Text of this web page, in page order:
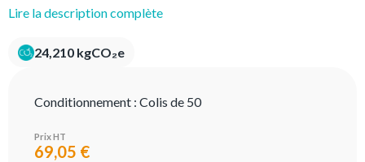
Lire la description complète
24,210 kgCO₂e
Conditionnement : Colis de 50
Prix HT
69,05 €